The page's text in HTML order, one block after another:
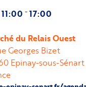
11:00 - 17:00
du Relais Ouest
Georges Bizet
Epinay-sous-Sénart